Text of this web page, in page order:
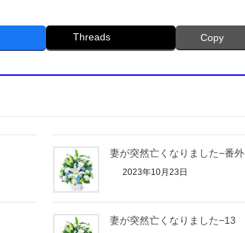
Threads Copy
妻が突然亡くなりました−番外
2023年10月23日
妻が突然亡くなりました−13